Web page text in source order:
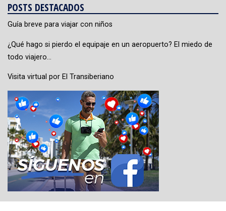
POSTS DESTACADOS
Guía breve para viajar con niños
¿Qué hago si pierdo el equipaje en un aeropuerto? El miedo de
todo viajero…
Visita virtual por El Transiberiano